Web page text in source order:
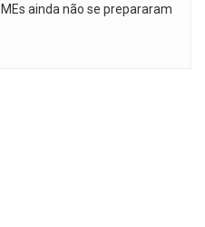
ainda não se prepararam